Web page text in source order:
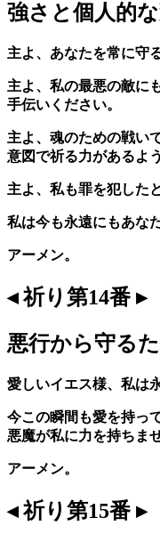
強さと個人的
主よ、あなたを常に守
主よ、私の最悪の敵に
手伝いください。
主よ、魂のための戦い
意図で祈る力があるよ
主よ、私も罪を犯した
私は今も永遠にもあな
アーメン。
◂ 祈り第14番 ▸
悪行から守る
愛しいイエス様、私は
今この瞬間も愛を持っ
悪魔が私に力を持ちま
アーメン。
◂ 祈り第15番 ▸